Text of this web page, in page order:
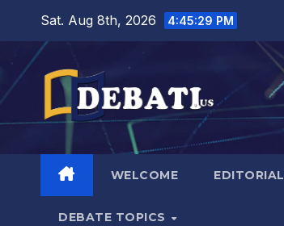
content
Sat. Aug 8th, 2026 4:45:30 PM
WELCOME EDITORIAL
DEBATE TOPICS